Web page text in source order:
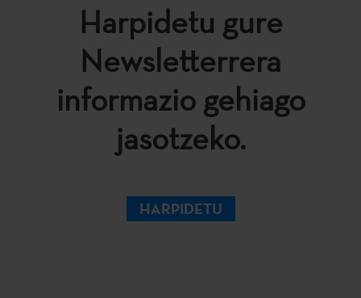
Harpidetu gure
Newsletterrera
informazio gehiago
jasotzeko.
HARPIDETU